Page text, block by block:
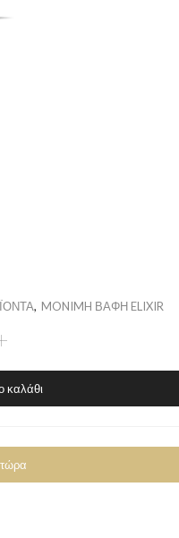
, MONIMH ΒΑΦΗ ELIXIR
καλάθι